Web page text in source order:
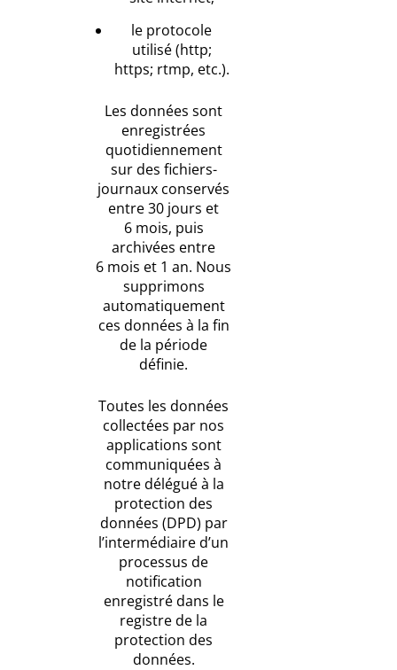
le protocole
utilisé (http;
https; rtmp, etc.).
Les données sont
enregistrées
quotidiennement
sur des fichiers-
journaux conservés
entre 30 jours et
6 mois, puis
archivées entre
6 mois et 1 an. Nous
supprimons
automatiquement
ces données à la fin
de la période
définie.
Toutes les données
collectées par nos
applications sont
communiquées à
notre délégué à la
protection des
données (DPD) par
l’intermédiaire d’un
processus de
notification
enregistré dans le
registre de la
protection des
données.